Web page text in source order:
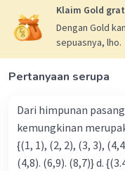
yang berbeda di
Jadi, hubungan
mereka bukan
dua garis yang
Beri Rating·
Klaim Gold
Dengan Gold
sepuasnya, lho.
Pertanyaan serupa
Dari himpunan
kemungkinan merupakan ko-
{(1, 1), (2, 2), (3, 3), (4,4)} b. {(1, 2), (2, 3), (3, 4). (4,5)} c.
(4,8).